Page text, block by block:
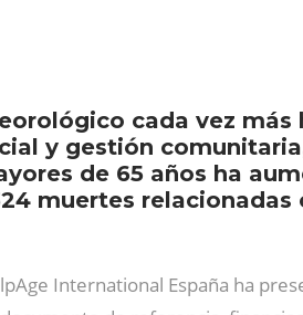
cada vez
y gestión
de 65 años ha
muertes
International España ha